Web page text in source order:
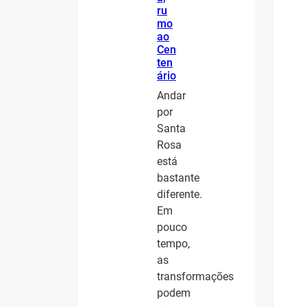
ru
mo
ao
Cen
ten
ário
Andar
por
Santa
Rosa
está
bastante
diferente.
Em
pouco
tempo,
as
transformações
podem